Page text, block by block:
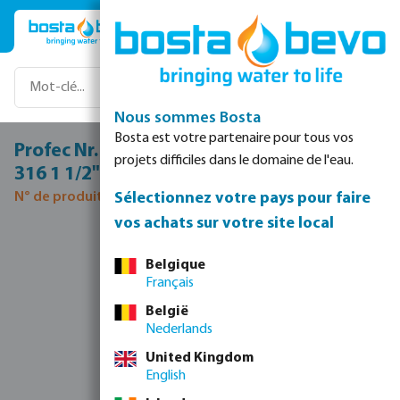
Passer au contenu principal
Profec Nr. 270 Manchon acier inoxydable
316 1 1/2" filetage femelle 16bar
N° de produit 0080147
Nous sommes Bosta
Bosta est votre partenaire pour tous vos
projets difficiles dans le domaine de l'eau.
Sélectionnez votre pays pour faire
vos achats sur votre site local
Belgique
Français
België
Nederlands
United Kingdom
English